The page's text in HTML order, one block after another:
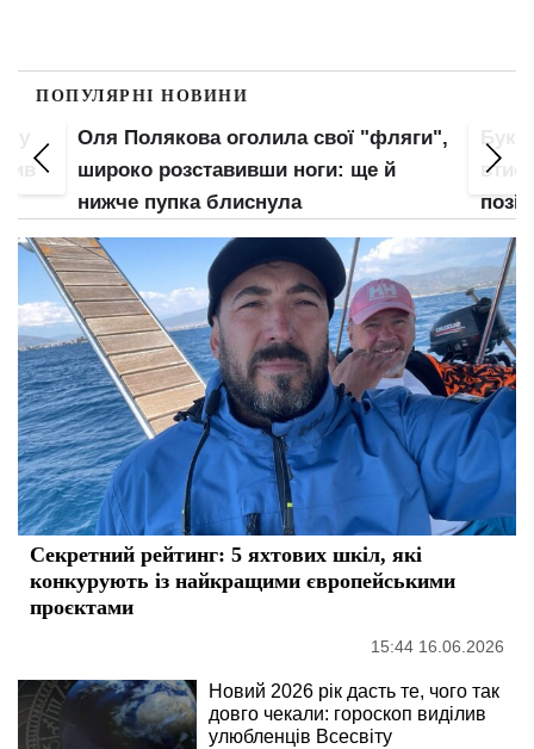
ПОПУЛЯРНІ НОВИНИ
Оля Полякова оголила свої "фляги",
широко розставивши ноги: ще й
нижче пупка блиснула
Секретний рейтинг: 5 яхтових шкіл, які
конкурують із найкращими європейськими
проєктами
15:44 16.06.2026
Новий 2026 рік дасть те, чого так
довго чекали: гороскоп виділив
улюбленців Всесвіту